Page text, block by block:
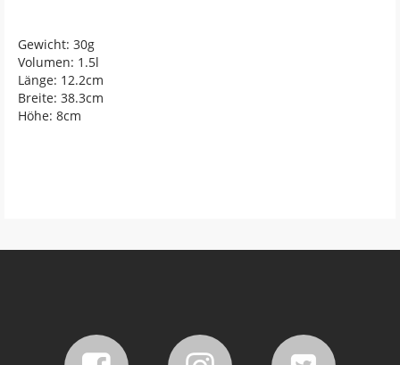
Gewicht: 30g
Volumen: 1.5l
Länge: 12.2cm
Breite: 38.3cm
Höhe: 8cm